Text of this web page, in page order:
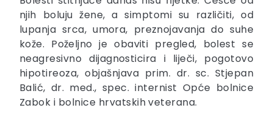
njih boluju žene, a simptomi su različiti, od
lupanja srca, umora, preznojavanja do suhe
kože. Poželjno je obaviti pregled, bolest se
neagresivno dijagnosticira i liječi, pogotovo
hipotireoza, objašnjava prim. dr. sc. Stjepan
Balić, dr. med., spec. internist Opće bolnice
Zabok i bolnice hrvatskih veterana.